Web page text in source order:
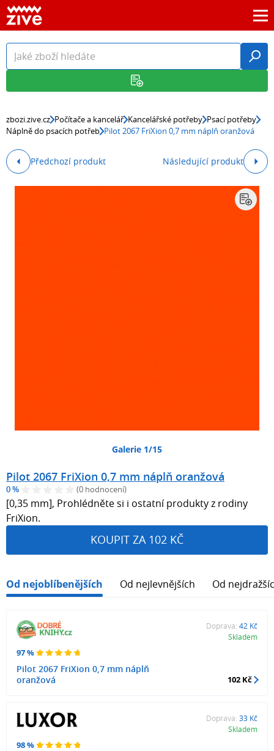
zbozi.zive.cz Počítače a kancelář Kancelářské potřeby Psací potřeby
Náplně do psacích potřeb Pilot 2067 FriXion 0,7 mm náplň oranžová
Předchozí produkt Následující produkt
Galerie 1/15
Pilot 2067 FriXion 0,7 mm náplň oranžová
0 % (0 hodnocení)
[0,35 mm], Prohlédněte si i ostatní produkty z rodiny
FriXion.
KOUPIT ZA 102 KČ
Od nejoblíbenějších Od nejlevnějších Od
97 %
Pilot 2067 FriXion 0,7 mm náplň
oranžová
Doprava: 42 Kč
Skladem
102 Kč
98 %
Doprava: 33 Kč
Skladem